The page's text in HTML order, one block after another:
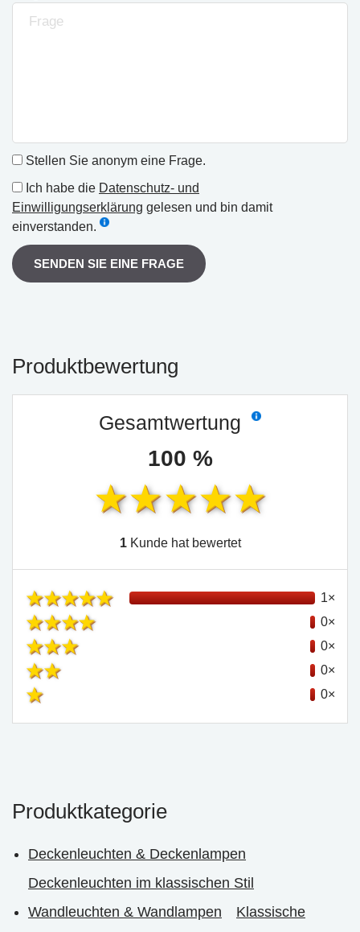
Stellen Sie anonym eine Frage.
Ich habe die Datenschutz- und
Einwilligungserklärung gelesen und bin damit
einverstanden.
SENDEN SIE EINE FRAGE
Produktbewertung
Gesamtwertung
100 %
1Kunde hat bewertet
1×
0×
0×
0×
0×
Produktkategorie
Deckenleuchten & Deckenlampen
Deckenleuchten im klassischen Stil
Wandleuchten & Wandlampen
Klassische